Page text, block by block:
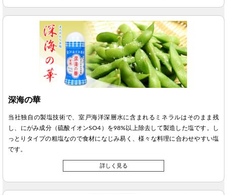
深海の華
当社独自の製塩技術で、室戸海洋深層水に含まれるミネラルはそのまま残
し、にがみ成分（硫酸イオンSO4）を98%以上除去して製造した塩です。し
っとりタイプの粗塩なので食材になじみ易く、様々な料理に合わせやすい塩
です。
詳しく見る